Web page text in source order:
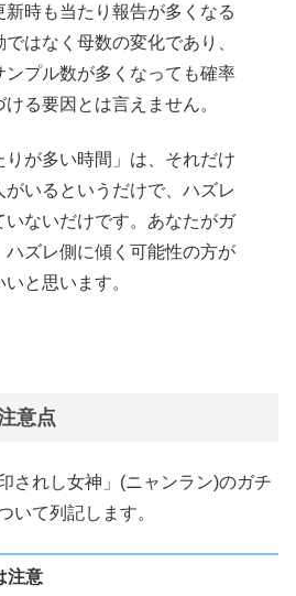
新時も当たり報告が多くなる
はなく母数の変化であり、
ンプル数が多くなっても確率
る要因とは言えません。
りが多い時間」は、それだけ
がいるというだけで、ハズレ
いないだけです。あなたがガ
ハズレ側に傾く可能性の方が
と思います。
意点
されし女神」(ニャンラン)のガチ
いて列記します。
注意